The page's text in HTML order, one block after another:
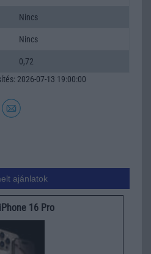
Nincs
Nincs
0,72
2026-07-13 19:00:00
ajánlatok
16 Pro